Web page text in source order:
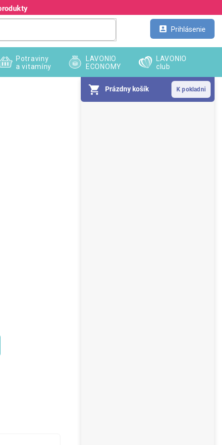
Prihlásenie
Prázdny košík
Potraviny
a vitamíny
LAVONIO
ECONOMY
LAVONIO
club